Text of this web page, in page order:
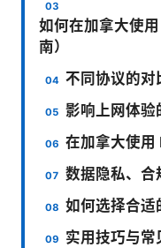
如何在加拿大使
南）
不同协议的对
影响上网体验
在加拿大使
数据隐私、合
如何选择合适
实用技巧与常